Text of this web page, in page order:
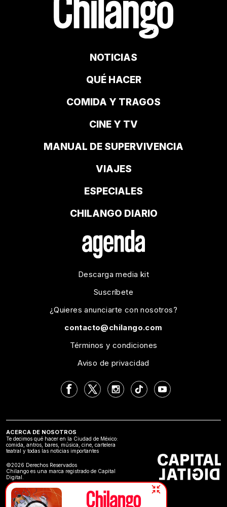
NOTICIAS
QUÉ HACER
COMIDA Y TRAGOS
CINE Y TV
MANUAL DE SUPERVIVENCIA
VIAJES
ESPECIALES
CHILANGO DIARIO
Descarga media kit
Suscríbete
¿Quieres anunciarte con nosotros?
contacto@chilango.com
Términos y condiciones
Aviso de privacidad
ACERCA DE NOSOTROS
Te decimos qué hacer en la Ciudad de México:
comida, antros, bares, música, cine, cartelera
teatral y todas las noticias importantes
©2026 Derechos Reservados
Chilango es una marca registrado de Capital
Digital.